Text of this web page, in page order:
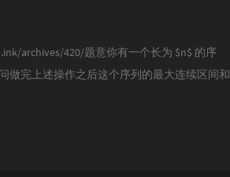
archives/420/题意你有一个长为 $n$ 的序
做完上述操作之后这个序列的最大连续区间和